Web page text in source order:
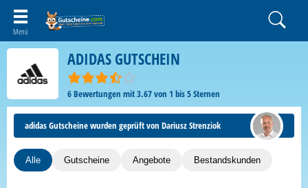
ADIDAS GUTSCHEIN
6Bewertungen mit3.67von 1 bis5Sternen
adidas Gutscheine wurden geprüft von Dariusz Strenziok
Alle Gutscheine Angebote Bestandskunden